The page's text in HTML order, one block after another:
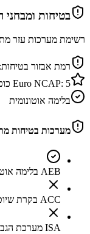
בטיחות ומבחני
רשימת מערכות עזר
רמת אבזור בטיחות:
Euro NCAP: 5
בלימה אוטונומית
מערכות בטיחות
AEB בלימה אוטונומית כולל זיהוי הולכי רגל ואופניים
ACC בקרת שיוט אדפטיבית
ISA מערכת הגבלה אוטומטית למהירות הרכב